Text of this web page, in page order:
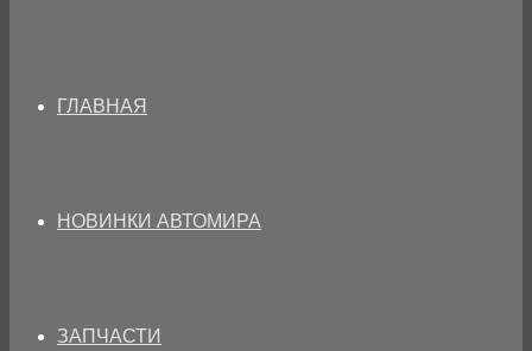
ГЛАВНАЯ
НОВИНКИ АВТОМИРА
ЗАПЧАСТИ